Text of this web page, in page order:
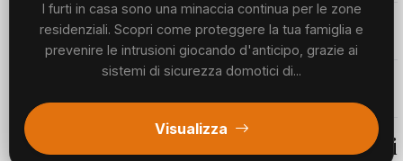
Meteo
Segnalazioni
I furti in casa sono una minaccia continua per le zone
residenziali. Scopri come proteggere la tua famiglia e
prevenire le intrusioni giocando d'anticipo, grazie ai
sistemi di sicurezza domotici di...
Visualizza